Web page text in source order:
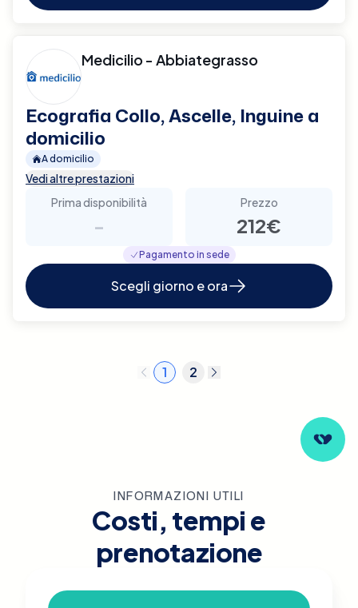
Medicilio - Abbiategrasso
Ecografia Collo, Ascelle, Inguine a
domicilio
A domicilio
Vedi altre prestazioni
Prima disponibilità
-
Prezzo
212€
Pagamento in sede
Scegli giorno e ora
1 2
INFORMAZIONI UTILI
Costi, tempi e
prenotazione